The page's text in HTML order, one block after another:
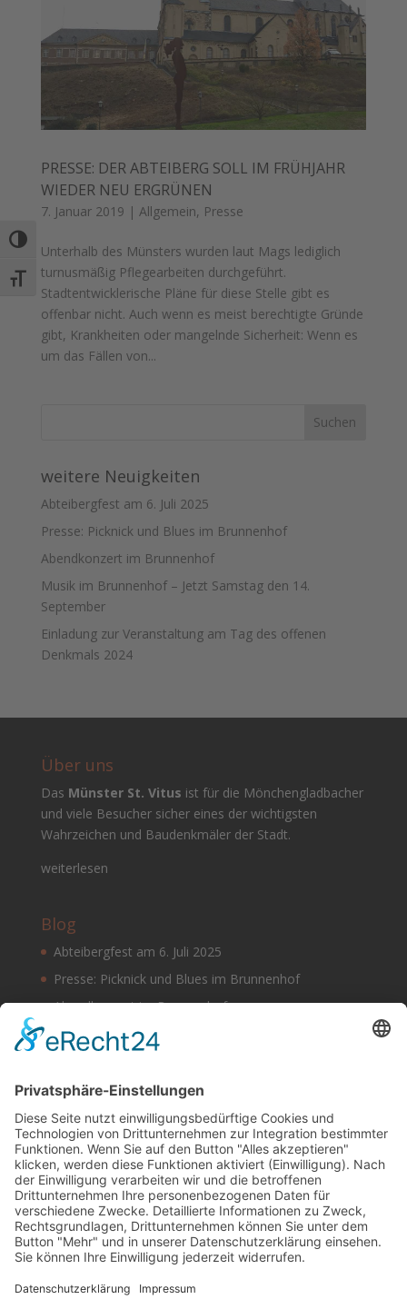
Umschalten auf hohe Kontraste
Schrift vergrößern
PRESSE: DER ABTEIBERG SOLL IM FRÜHJAHR
WIEDER NEU ERGRÜNEN
7. Januar 2019 | Allgemein, Presse
Unterhalb des Münsters wurden laut Mags lediglich
turnusmäßig Pflegearbeiten durchgeführt.
Stadtentwicklerische Pläne für diese Stelle gibt es
offenbar nicht. Auch wenn es meist berechtigte Gründe
gibt, Krankheiten oder mangelnde Sicherheit: Wenn es
um das Fällen von...
weitere Neuigkeiten
Abteibergfest am 6. Juli 2025
Presse: Picknick und Blues im Brunnenhof
Abendkonzert im Brunnenhof
Musik im Brunnenhof – Jetzt Samstag den 14.
September
Einladung zur Veranstaltung am Tag des offenen
Denkmals 2024
Über uns
Das Münster St. Vitus ist für die Mönchengladbacher
und viele Besucher sicher eines der wichtigsten
Wahrzeichen und Baudenkmäler der Stadt.
weiterlesen
Blog
Abteibergfest am 6. Juli 2025
Presse: Picknick und Blues im Brunnenhof
Abendkonzert im Brunnenhof
Musik im Brunnenhof – Jetzt Samstag den 14.
September
Einladung zur Veranstaltung am Tag des offenen
Denkmals 2024
Suchen & Finden Datenschutz
Cookie-Einstellungen